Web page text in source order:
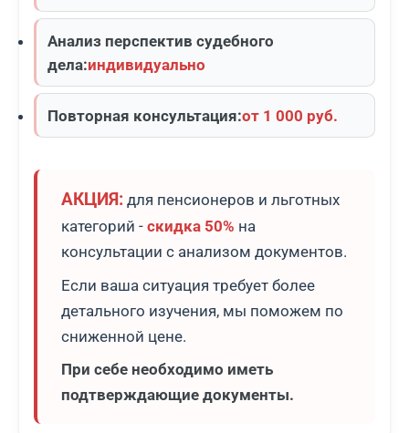
Анализ перспектив судебного
дела:индивидуально
Повторная консультация:от 1 000 руб.
АКЦИЯ: для пенсионеров и льготных
категорий - скидка 50% на
консультации с анализом документов.
Если ваша ситуация требует более
детального изучения, мы поможем по
сниженной цене.
При себе необходимо иметь
подтверждающие документы.